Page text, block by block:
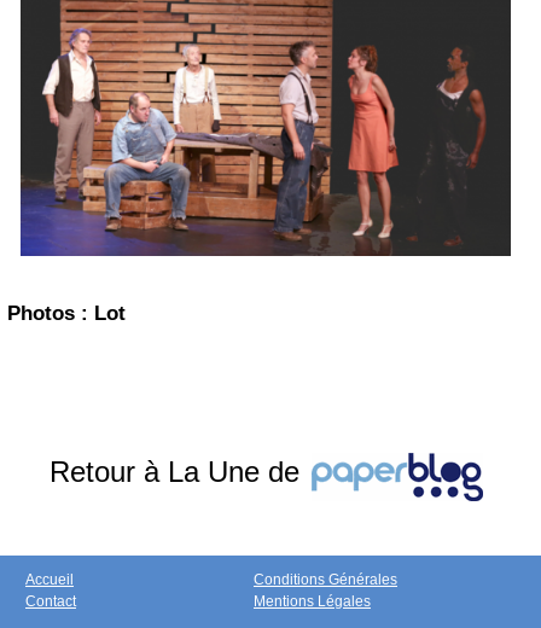
Photos : Lot
Retour à La Une de
Accueil
Contact
Conditions Générales
Mentions Légales